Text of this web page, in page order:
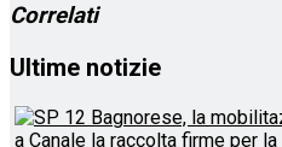
Correlati
Ultime notizie